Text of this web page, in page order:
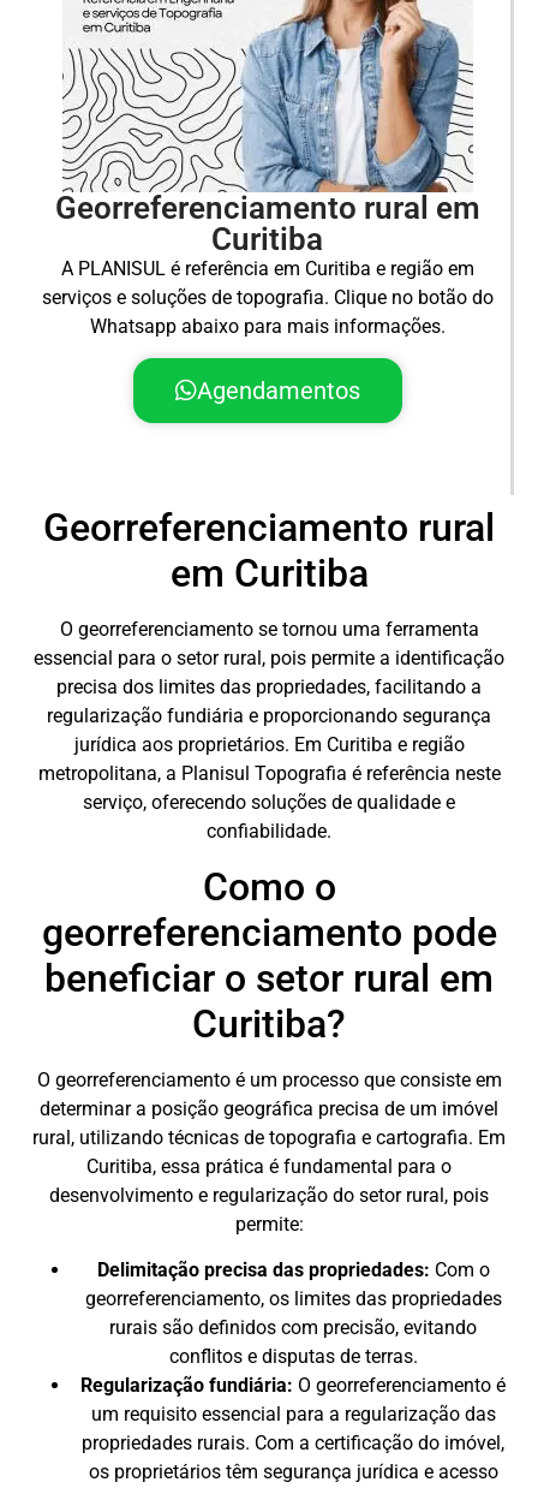
Georreferenciamento rural em
Curitiba
A PLANISUL é referência em Curitiba e região em
serviços e soluções de topografia. Clique no botão do
Whatsapp abaixo para mais informações.
Agendamentos
Georreferenciamento rural
em Curitiba
O georreferenciamento se tornou uma ferramenta
essencial para o setor rural, pois permite a identificação
precisa dos limites das propriedades, facilitando a
regularização fundiária e proporcionando segurança
jurídica aos proprietários. Em Curitiba e região
metropolitana, a Planisul Topografia é referência neste
serviço, oferecendo soluções de qualidade e
confiabilidade.
Como o
georreferenciamento pode
beneficiar o setor rural em
Curitiba?
O georreferenciamento é um processo que consiste em
determinar a posição geográfica precisa de um imóvel
rural, utilizando técnicas de topografia e cartografia. Em
Curitiba, essa prática é fundamental para o
desenvolvimento e regularização do setor rural, pois
permite:
Delimitação precisa das propriedades: Com o
georreferenciamento, os limites das propriedades
rurais são definidos com precisão, evitando
conflitos e disputas de terras.
Regularização fundiária: O georreferenciamento é
um requisito essencial para a regularização das
propriedades rurais. Com a certificação do imóvel,
os proprietários têm segurança jurídica e acesso